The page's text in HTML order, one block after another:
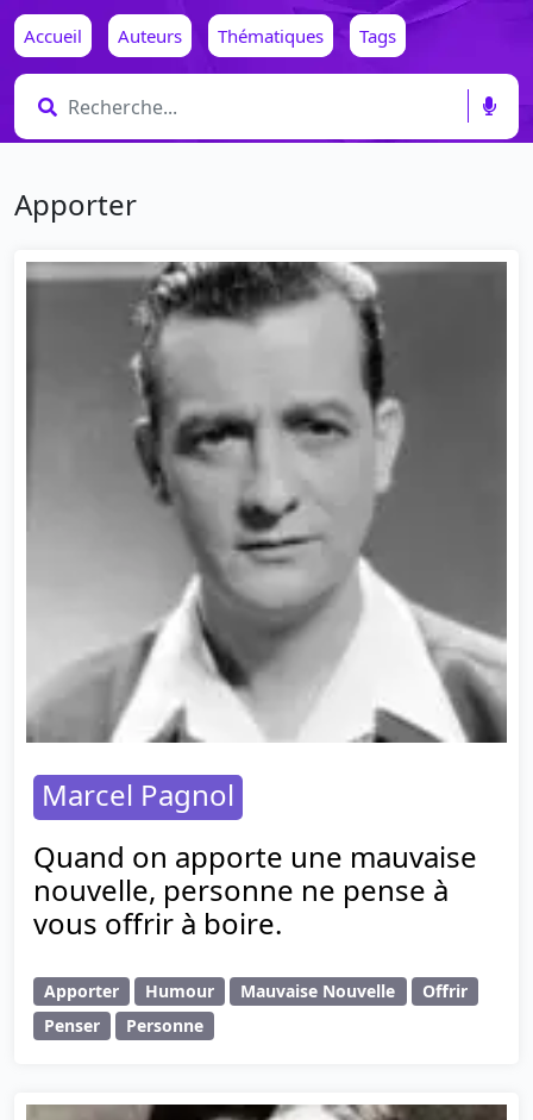
Accueil Auteurs Thématiques Tags
Apporter
Marcel Pagnol
Quand on apporte une mauvaise
nouvelle, personne ne pense à
vous offrir à boire.
Apporter Humour Mauvaise Nouvelle
Offrir
Penser
Personne